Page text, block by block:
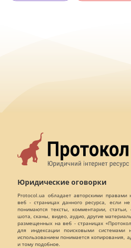
Юридические оговорки
Protocol.ua обладает авторскими
веб - страницах данного ресурса, если
понимаются тексты, комментарии,
шота, сканы, видео, аудио, другие
размещенных на веб - страницах
для индексации поисковыми
использованием понимается копирования,
и тому подобное.